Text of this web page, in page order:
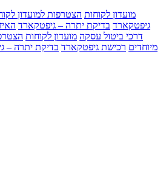
מועדון לקוחות הצטרפות למועדון
גיפטקארד בדיקת יתרה – גיפטקארד
דרכי ביטול עסקה מועדון לקוחות
מיוחדים רכישת גיפטקארד בדיקת יתרה –